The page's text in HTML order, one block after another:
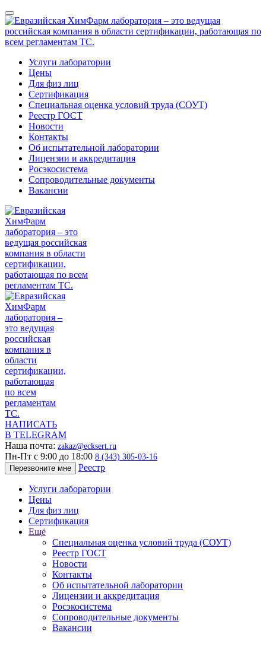
Услуги лаборатории
Цены
Для физ лиц
Сертификация
Специальная оценка условий труда (СОУТ)
Реестр ГОСТ
Новости
Контакты
Об испытательной лаборатории
Лицензии и аккредитация
Росэкосистема
Сопроводительные документы
Вакансии
НАПИСАТЬ
В TELEGRAM
Наша почта: zakaz@ecksert.ru
Пн-Пт с 9:00 до 18:00 8 (343) 305-03-16
Перезвоните мне
Реестр
Услуги лаборатории
Цены
Для физ лиц
Сертификация
Ещё
Специальная оценка условий труда (СОУТ)
Реестр ГОСТ
Новости
Контакты
Об испытательной лаборатории
Лицензии и аккредитация
Росэкосистема
Сопроводительные документы
Вакансии